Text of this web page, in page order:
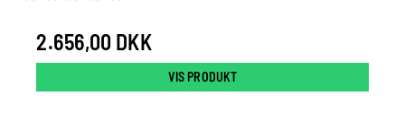
2.656,00 DKK
VIS PRODUKT